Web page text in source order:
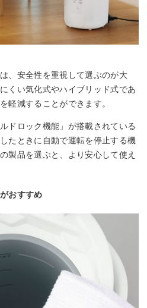
、安全性を重視して選ぶのが大
くい気化式やハイブリッド式であ
軽減することができます。
ドロック機能」が搭載されている
たときに自動で運転を停止する機
製品を選ぶと、より安心して使え
おすすめ